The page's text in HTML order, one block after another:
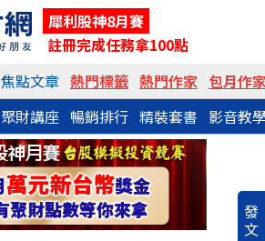
犀利股神8月賽
註冊完成任務拿100點
焦點文章 熱門標籤 熱門作家 包月作
聚財講座 暢銷排行 精裝套書 影音教
發
文